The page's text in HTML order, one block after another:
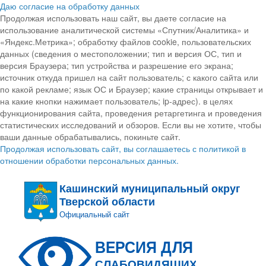
Даю согласие на обработку данных
Продолжая использовать наш сайт, вы даете согласие на
использование аналитической системы «Спутник/Аналитика» и
«Яндекс.Метрика»; обработку файлов cookie, пользовательских
данных (сведения о местоположении; тип и версия ОС, тип и
версия Браузера; тип устройства и разрешение его экрана;
источник откуда пришел на сайт пользователь; с какого сайта или
по какой рекламе; язык ОС и Браузер; какие страницы открывает и
на какие кнопки нажимает пользователь; ip-адрес). в целях
функционирования сайта, проведения ретаргетинга и проведения
статистических исследований и обзоров. Если вы не хотите, чтобы
ваши данные обрабатывались, покиньте сайт.
Продолжая использовать сайт, вы соглашаетесь с политикой в
отношении обработки персональных данных.